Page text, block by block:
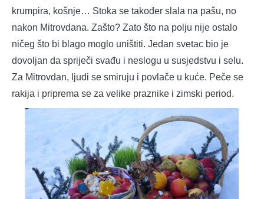
krumpira, košnje… Stoka se također slala na pašu, no
nakon Mitrovdana. Zašto? Zato što na polju nije ostalo
ničeg što bi blago moglo uništiti. Jedan svetac bio je
dovoljan da spriječi svađu i neslogu u susjedstvu i selu.
Za Mitrovdan, ljudi se smiruju i povlače u kuće. Peče se
rakija i priprema se za velike praznike i zimski period.